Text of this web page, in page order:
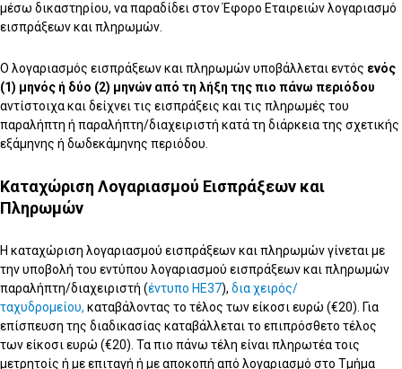
μέσω δικαστηρίου, να παραδίδει στον Έφορο Εταιρειών λογαριασμό
εισπράξεων και πληρωμών.
Ο λογαριασμός εισπράξεων και πληρωμών υποβάλλεται εντός ενός
(1) μηνός ή δύο (2) μηνών από τη λήξη της πιο πάνω περιόδου
αντίστοιχα και δείχνει τις εισπράξεις και τις πληρωμές του
παραλήπτη ή παραλήπτη/διαχειριστή κατά τη διάρκεια της σχετικής
εξάμηνης ή δωδεκάμηνης περιόδου.
Καταχώριση Λογαριασμού Εισπράξεων και
Πληρωμών
Η καταχώριση λογαριασμού εισπράξεων και πληρωμών γίνεται με
την υποβολή του εντύπου λογαριασμού εισπράξεων και πληρωμών
παραλήπτη/διαχειριστή (έντυπο ΗΕ37), δια χειρός/
ταχυδρομείου, καταβάλοντας το τέλος των είκοσι ευρώ (€20). Για
επίσπευση της διαδικασίας καταβάλλεται το επιπρόσθετο τέλος
των είκοσι ευρώ (€20). Τα πιο πάνω τέλη είναι πληρωτέα τοις
μετρητοίς ή με επιταγή ή με αποκοπή από λογαριασμό στο Τμήμα